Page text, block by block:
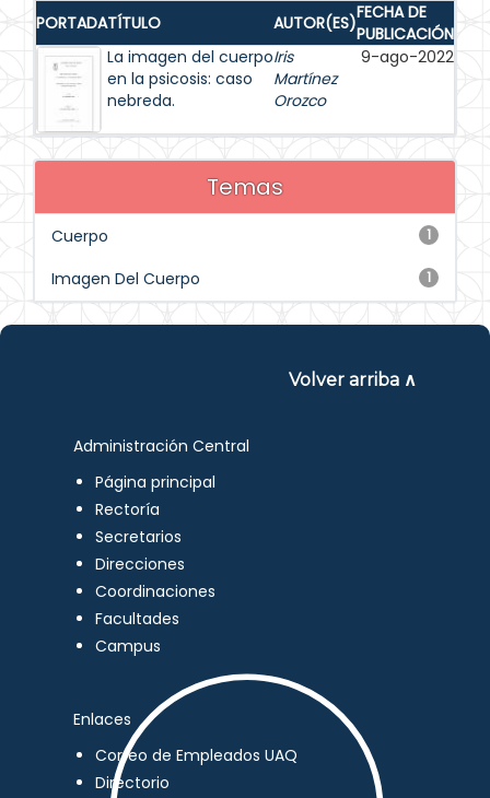
PORTADATÍTULO AUTOR(ES)FECHA DE
PUBLICACIÓN
La imagen del cuerpo
en la psicosis: caso
nebreda.
Iris
Martínez
Orozco
9-ago-2022
Temas
1
Cuerpo
1
Imagen Del Cuerpo
Volver arriba ∧
Administración Central
Página principal
Rectoría
Secretarios
Direcciones
Coordinaciones
Facultades
Campus
Enlaces
Correo de Empleados UAQ
Directorio